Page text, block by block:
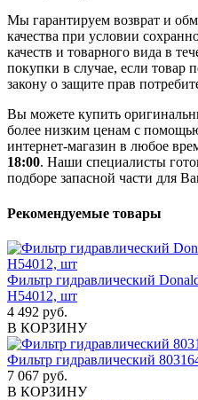
Мы гарантируем возврат и
качества при условии
качеств и товарного вида в
покупки в случае, если товар
закону о защите прав
Вы можете купить
более низким ценам с
интернет-магазин в любое
18:00. Наши специалисты
подборе запасной части для
Рекомендуемые товары
Фильтр гидравлический
H54012, шт
4 492 руб.
В КОРЗИНУ
Фильтр гидравлический
7 067 руб.
В КОРЗИНУ